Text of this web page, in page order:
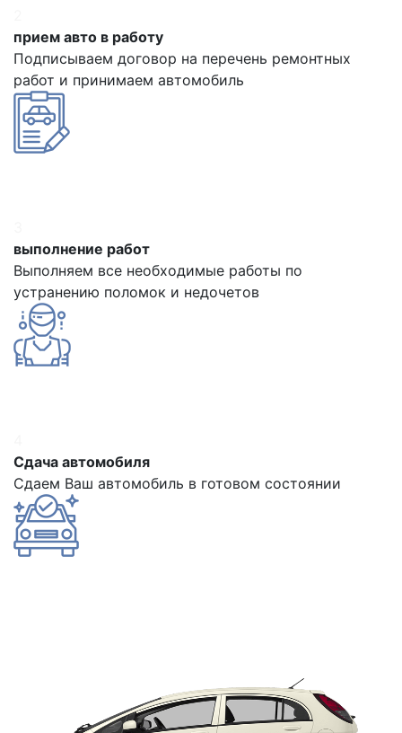
прием авто в работу
Подписываем договор на перечень ремонтных
работ и принимаем автомобиль
выполнение работ
Выполняем все необходимые работы по
устранению поломок и недочетов
Сдача автомобиля
Сдаем Ваш автомобиль в готовом состоянии